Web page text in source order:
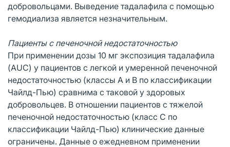
добровольцами. Выведение тадалафила с помощью
гемодиализа является незначительным.
Пациенты с печеночной недостаточностью
При применении дозы 10 мг экспозиция тадалафила
(AUC) у пациентов с легкой и умеренной печеночной
недостаточностью (классы А и В по классификации
Чайлд-Пью) сравнима с таковой у здоровых
добровольцев. В отношении пациентов с тяжелой
печеночной недостаточностью (класс С по
классификации Чайлд-Пью) клинические данные
ограничены. Данные о ежедневном применении